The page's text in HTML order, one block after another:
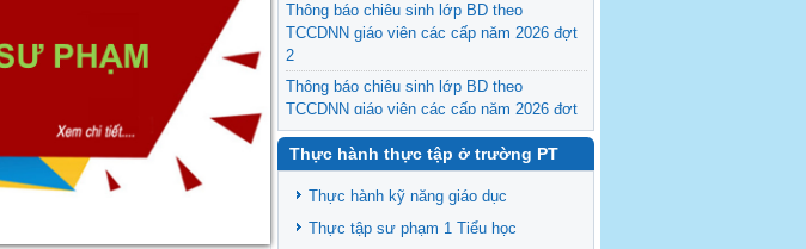
Thông báo chiêu sinh lớp BD theo
TCCDNN giáo viên các cấp năm 2026 đợt
2
Thông báo chiêu sinh lớp BD theo
TCCDNN giáo viên các cấp năm 2026 đợt
1
Thông báo chiêu sinh lớp BD theo
TCCDNN giảng viên đại học khóa 19
Thông báo chiêu sinh lớp BD theo
TCCDNN giáo viên các cấp năm 2025 đợt
Thực hành thực tập ở trường PT
Thực hành kỹ năng giáo dục
Thực tập sư phạm 1 Tiểu học